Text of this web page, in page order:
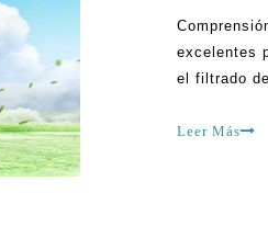
excelentes
el filtrado
pueden
Leer Más